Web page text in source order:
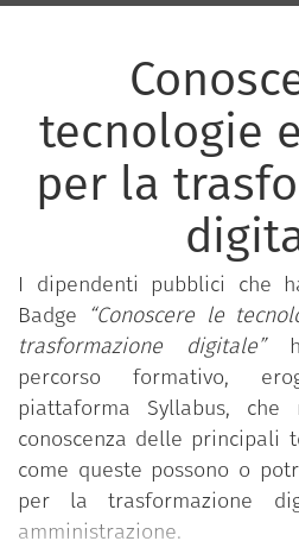
tecnologie
per la
I dipendenti pubblici che
Badge “Conoscere le
trasformazione digitale”
percorso formativo,
piattaforma Syllabus,
conoscenza delle principali
come queste possono o
per la trasformazione
amministrazione.